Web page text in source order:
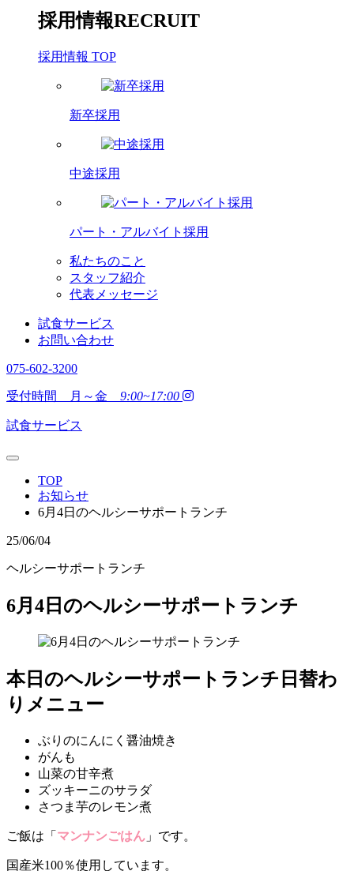
採用情報RECRUIT
採用情報 TOP
新卒採用
中途採用
パート・アルバイト採用
私たちのこと
スタッフ紹介
代表メッセージ
試食サービス
お問い合わせ
075-602-3200
受付時間 月～金 9:00~17:00
試食サービス
TOP
お知らせ
6月4日のヘルシーサポートランチ
25/06/04
ヘルシーサポートランチ
6月4日のヘルシーサポートランチ
本日のヘルシーサポートランチ日替わ
りメニュー
ぶりのにんにく醤油焼き
がんも
山菜の甘辛煮
ズッキーニのサラダ
さつま芋のレモン煮
ご飯は「 マンナンごはん 」です。
国産米100％使用しています。